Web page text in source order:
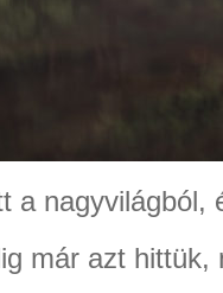
a nagyvilágból,
már azt hittük,